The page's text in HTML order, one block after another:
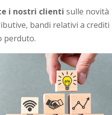
i nostri clienti sulle novità
bandi relativi a crediti
perduto.